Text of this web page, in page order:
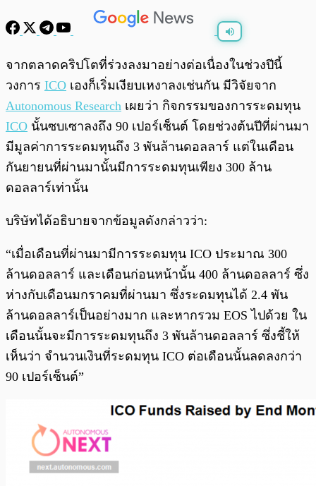
พร้อมเล่น 0:00 /0:00
จากตลาดคริปโตที่ร่วงลงมาอย่างต่อเนื่องในช่วงปีนี้
วงการ ICO เองก็เริ่มเงียบเหงาลงเช่นกัน มีวิจัยจาก
Autonomous Research เผยว่า กิจกรรมของการระดมทุน
ICO นั้นซบเซาลงถึง 90 เปอร์เซ็นต์ โดยช่วงต้นปีที่ผ่านมา
มีมูลค่าการระดมทุนถึง 3 พันล้านดอลลาร์ แต่ในเดือน
กันยายนที่ผ่านมานั้นมีการระดมทุนเพียง 300 ล้าน
ดอลลาร์เท่านั้น
บริษัทได้อธิบายจากข้อมูลดังกล่าวว่า:
“เมื่อเดือนที่ผ่านมามีการระดมทุน ICO ประมาณ 300
ล้านดอลลาร์ และเดือนก่อนหน้านั้น 400 ล้านดอลลาร์ ซึ่ง
ห่างกับเดือนมกราคมที่ผ่านมา ซึ่งระดมทุนได้ 2.4 พัน
ล้านดอลลาร์เป็นอย่างมาก และหากรวม EOS ไปด้วย ใน
เดือนนั้นจะมีการระดมทุนถึง 3 พันล้านดอลลาร์ ซึ่งชี้ให้
เห็นว่า จำนวนเงินที่ระดมทุน ICO ต่อเดือนนั้นลดลงกว่า
90 เปอร์เซ็นต์”